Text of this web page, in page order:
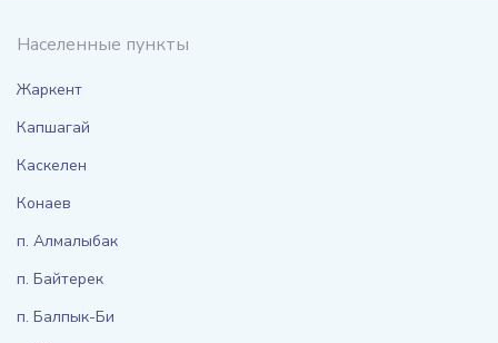
Населенные пункты
Жаркент
Капшагай
Каскелен
Конаев
п. Алмалыбак
п. Байтерек
п. Балпык-Би